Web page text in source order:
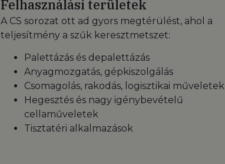
Felhasználási területek
A CS sorozat ott ad gyors megtérülést, ahol a
teljesítmény a szűk keresztmetszet:
Palettázás és depalettázás
Anyagmozgatás, gépkiszolgálás
Csomagolás, rakodás, logisztikai műveletek
Hegesztés és nagy igénybevételű
cellaműveletek
Tisztatéri alkalmazások